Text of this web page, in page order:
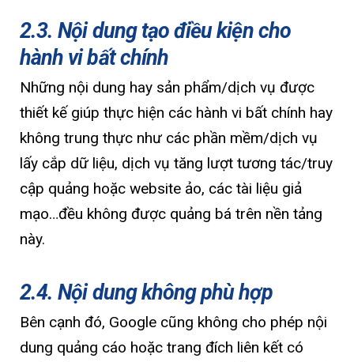
2.3. Nội dung tạo điều kiện cho
hành vi bất chính
Những nội dung hay sản phẩm/dịch vụ được
thiết kế giúp thực hiện các hành vi bất chính hay
không trung thực như các phần mềm/dịch vụ
lấy cắp dữ liệu, dịch vụ tăng lượt tương tác/truy
cập quảng hoặc website ảo, các tài liệu giả
mạo…đều không được quảng bá trên nền tảng
này.
2.4. Nội dung không phù hợp
Bên cạnh đó, Google cũng không cho phép nội
dung quảng cáo hoặc trang đích liên kết có